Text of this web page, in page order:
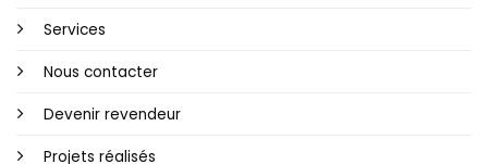
Services
Nous contacter
Devenir revendeur
Projets réalisés